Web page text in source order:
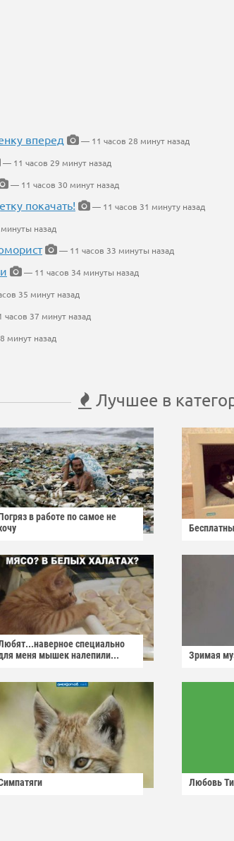
вперед
— 11 часов 28 минут назад
— 11 часов 29 минут назад
— 11 часов 30 минут назад
покачать!
— 11 часов 31 минуту назад
назад
— 11 часов 33 минуты назад
— 11 часов 34 минуты назад
35 минут назад
37 минут назад
минут назад
Лучшее в
в работе по самое не
специально
меня мышек налепили...
Зримая
Любовь